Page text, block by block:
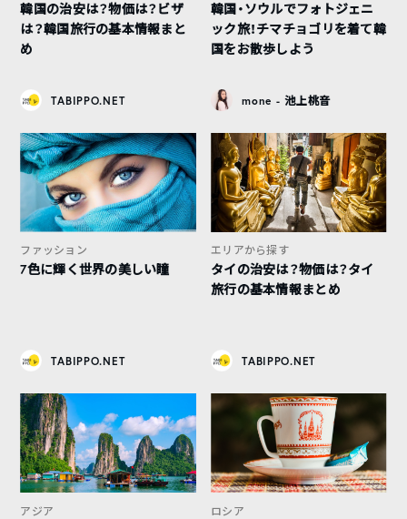
韓国の治安は？物価は？ビザ
は？韓国旅行の基本情報まと
め
TABIPPO.NET
韓国・ソウルでフォトジェニ
ック旅！チマチョゴリを着て韓
国をお散歩しよう
mone - 池上桃音
ファッション
7色に輝く世界の美しい瞳
TABIPPO.NET
エリアから探す
タイの治安は？物価は？タイ
旅行の基本情報まとめ
TABIPPO.NET
アジア ロシア